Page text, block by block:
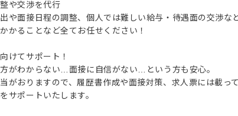
や交渉を代行
や面接日程の調整、個人では難しい給与・待遇面の交渉な
かることなど全てお任せください！
けてサポート！
がわからない…面接に自信がない…という方も安心。
がおりますので、履歴書作成や面接対策、求人票には載っ
サポートいたします。